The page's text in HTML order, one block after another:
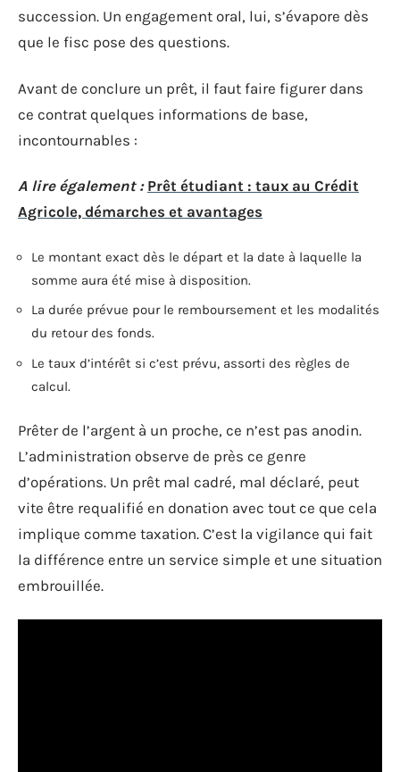
succession. Un engagement oral, lui, s’évapore dès
que le fisc pose des questions.
Avant de conclure un prêt, il faut faire figurer dans
ce contrat quelques informations de base,
incontournables :
A lire également : Prêt étudiant : taux au Crédit
Agricole, démarches et avantages
Le montant exact dès le départ et la date à laquelle la
somme aura été mise à disposition.
La durée prévue pour le remboursement et les modalités
du retour des fonds.
Le taux d’intérêt si c’est prévu, assorti des règles de
calcul.
Prêter de l’argent à un proche, ce n’est pas anodin.
L’administration observe de près ce genre
d’opérations. Un prêt mal cadré, mal déclaré, peut
vite être requalifié en donation avec tout ce que cela
implique comme taxation. C’est la vigilance qui fait
la différence entre un service simple et une situation
embrouillée.